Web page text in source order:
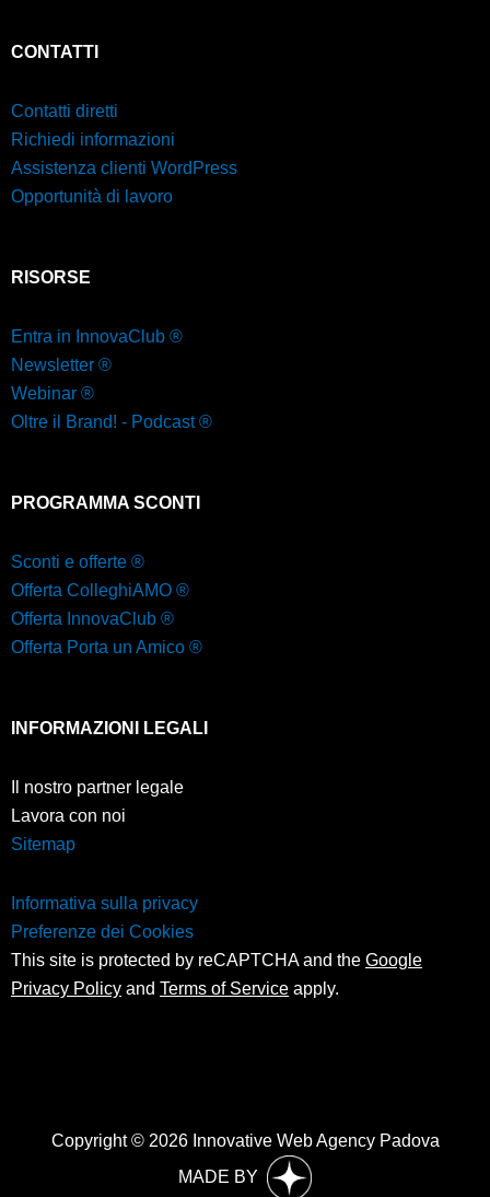
CONTATTI
Contatti diretti
Richiedi informazioni
Assistenza clienti WordPress
Opportunità di lavoro
RISORSE
Entra in InnovaClub ®
Newsletter ®
Webinar ®
Oltre il Brand! - Podcast ®
PROGRAMMA SCONTI
Sconti e offerte ®
Offerta ColleghiAMO ®
Offerta InnovaClub ®
Offerta Porta un Amico ®
INFORMAZIONI LEGALI
Il nostro partner legale
Lavora con noi
Sitemap
Informativa sulla privacy
Preferenze dei Cookies
This site is protected by reCAPTCHA and the Google
Privacy Policy and Terms of Service apply.
Copyright © 2026 Innovative Web Agency Padova
MADE BY